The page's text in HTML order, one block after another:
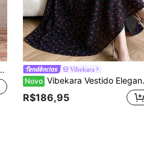
Vibekara
Novo Vibekara Vestido Elegante de Manga Longa com Patchwork de Renda Plus Size
R$186,95